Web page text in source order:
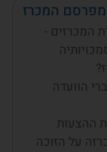
מפרסם המכרז
המכרזים -
הוועדה
ההצעות
על הזוכה